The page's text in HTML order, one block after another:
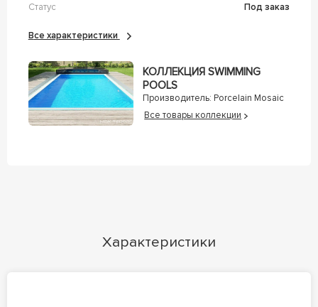
Статус
Под заказ
Все характеристики
КОЛЛЕКЦИЯ SWIMMING
POOLS
Производитель: Porcelain Mosaic
Все товары коллекции
Характеристики